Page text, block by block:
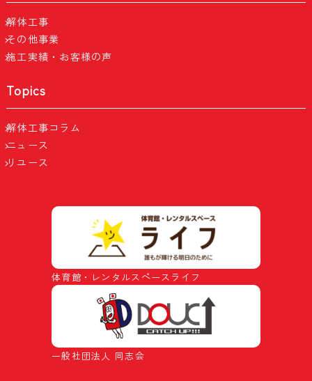
解体工事
その他事業
施工実績・お客様の声
Topics
解体工事コラム
ニュース
リユース
体育館・レンタルスペースライフ
一般社団法人 同志会